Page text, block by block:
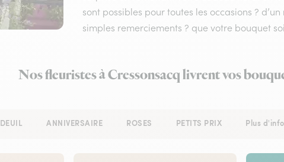
sont possibles pour toutes les occasions ?
simples remerciements ? que votre bouquet
Nos fleuristes à Cressonsacq livrent vos
DEUIL ANNIVERSAIRE ROSES PETITS PRIX Plus